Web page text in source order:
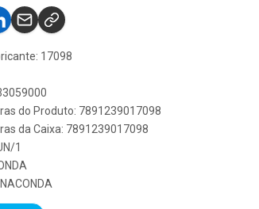
17098
do Produto: 7891239017098
da Caixa: 7891239017098
1